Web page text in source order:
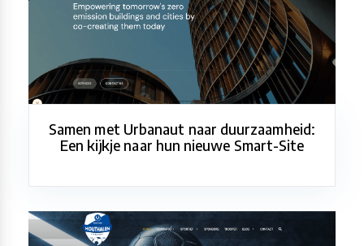
Samen met Urbanaut naar duurzaamheid:
Een kijkje naar hun nieuwe Smart-Site